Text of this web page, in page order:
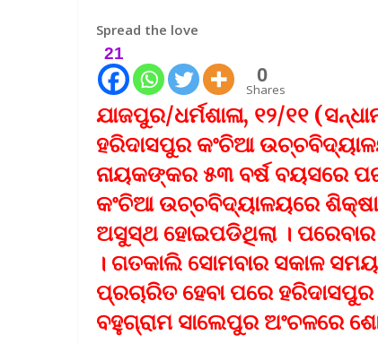
Spread the love
21
0
Shares
ଯାଜପୁର/ଧର୍ମଶାଳା, ୧୨/୧୧
ହରିଦାସପୁର କଂଚିଆ
ନାୟକଙ୍କର ୫୩ ବର୍ଷ ବୟସରେ
କଂଚିଆ ଉଚ୍ଚବିଦ୍ୟାଳୟରେ
ଅସୁସ୍ଥ ହୋଇପଡିଥିଲା ।
। ଗତକାଲି ସୋମବାର ସକାଳ
ପ୍ରଚାରିତ ହେବା ପରେ ହରିଦାସପୁର
ବହୁଗ୍ରାମ ସାଲେପୁର ଅଂଚଳରେ